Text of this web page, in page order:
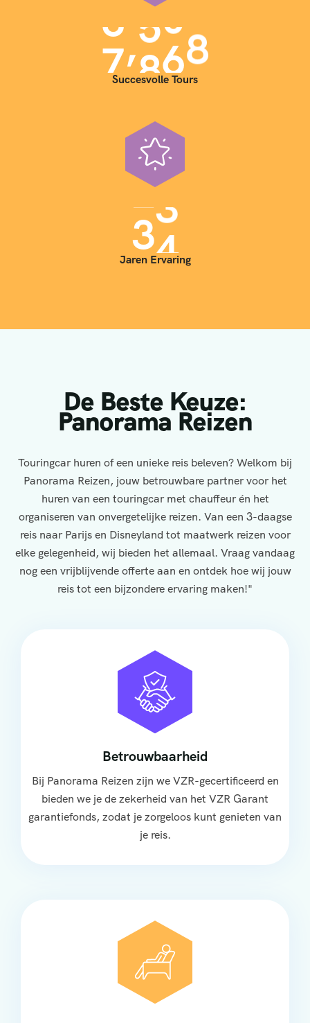
7,000
Succesvolle Tours
35
Jaren Ervaring
De Beste Keuze:
Panorama Reizen
Touringcar huren of een unieke reis beleven? Welkom bij
Panorama Reizen, jouw betrouwbare partner voor het
huren van een touringcar met chauffeur én het
organiseren van onvergetelijke reizen. Van een 3-daagse
reis naar Parijs en Disneyland tot maatwerk reizen voor
elke gelegenheid, wij bieden het allemaal. Vraag vandaag
nog een vrijblijvende offerte aan en ontdek hoe wij jouw
reis tot een bijzondere ervaring maken!"
Betrouwbaarheid
Bij Panorama Reizen zijn we VZR-gecertificeerd en
bieden we je de zekerheid van het VZR Garant
garantiefonds, zodat je zorgeloos kunt genieten van
je reis.